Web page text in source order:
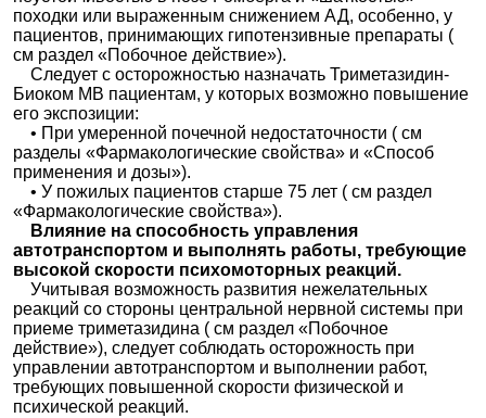
походки или выраженным снижением АД, особенно, у
пациентов, принимающих гипотензивные препараты (
см раздел «Побочное действие»).
Следует с осторожностью назначать Триметазидин-
Биоком MB пациентам, у которых возможно повышение
его экспозиции:
• При умеренной почечной недостаточности ( см
разделы «Фармакологические свойства» и «Способ
применения и дозы»).
• У пожилых пациентов старше 75 лет ( см раздел
«Фармакологические свойства»).
Влияние на способность управления
автотранспортом и выполнять работы, требующие
высокой скорости психомоторных реакций.
Учитывая возможность развития нежелательных
реакций со стороны центральной нервной системы при
приеме триметазидина ( см раздел «Побочное
действие»), следует соблюдать осторожность при
управлении автотранспортом и выполнении работ,
требующих повышенной скорости физической и
психической реакций.